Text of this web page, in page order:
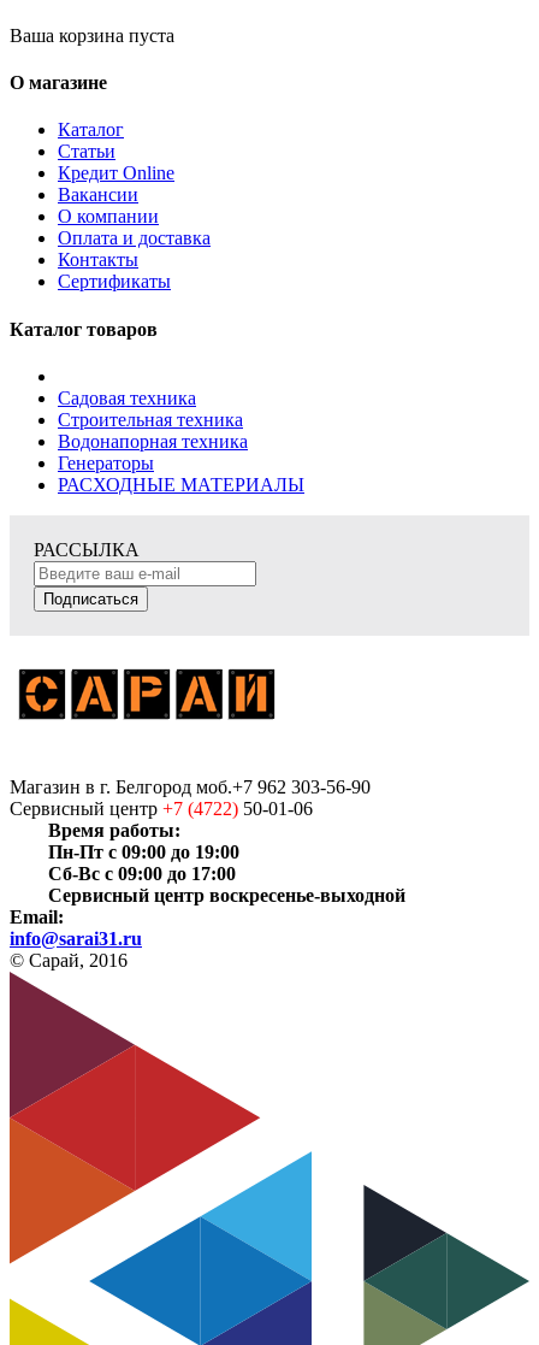
Ваша корзина пуста
О магазине
Каталог
Статьи
Кредит Online
Вакансии
О компании
Оплата и доставка
Контакты
Сертификаты
Каталог товаров
Садовая техника
Строительная техника
Водонапорная техника
Генераторы
РАСХОДНЫЕ МАТЕРИАЛЫ
РАССЫЛКА
Подписаться
Магазин в г. Белгород моб.+7 962 303-56-90
Сервисный центр +7 (4722) 50-01-06
Время работы:
Пн-Пт с 09:00 до 19:00
Сб-Вс с 09:00 до 17:00
Сервисный центр воскресенье-выходной
Email:
info@sarai31.ru
© Сарай, 2016